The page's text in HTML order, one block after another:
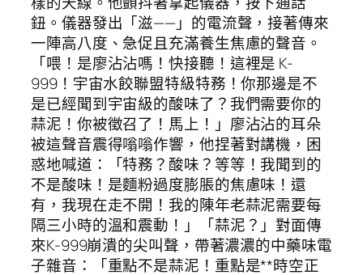
鈕。儀器發出「滋——」的電流聲，接著傳來
一陣高八度、急促且充滿養生焦慮的聲音。
「喂！是廖沾沾嗎！快接聽！這裡是 K-
999！宇宙水餃聯盟特級特務！你那邊是不
是已經聞到宇宙級的酸味了？我們需要你的
蒜泥！你被徵召了！馬上！」廖沾沾的耳朵
被這聲音震得嗡嗡作響，他捏著對講機，困
惑地喊道：「特務？酸味？等等！我聞到的
不是酸味！是麵粉過度膨脹的焦慮味！還
有，我現在走不開！我的陳年老蒜泥需要每
隔三小時的溫和震動！」「蒜泥？」對面傳
來K-999崩潰的尖叫聲，帶著濃濃的中藥味電
子雜音：「重點不是蒜泥！重點是**時空正